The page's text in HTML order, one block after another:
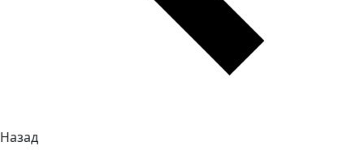
Назад